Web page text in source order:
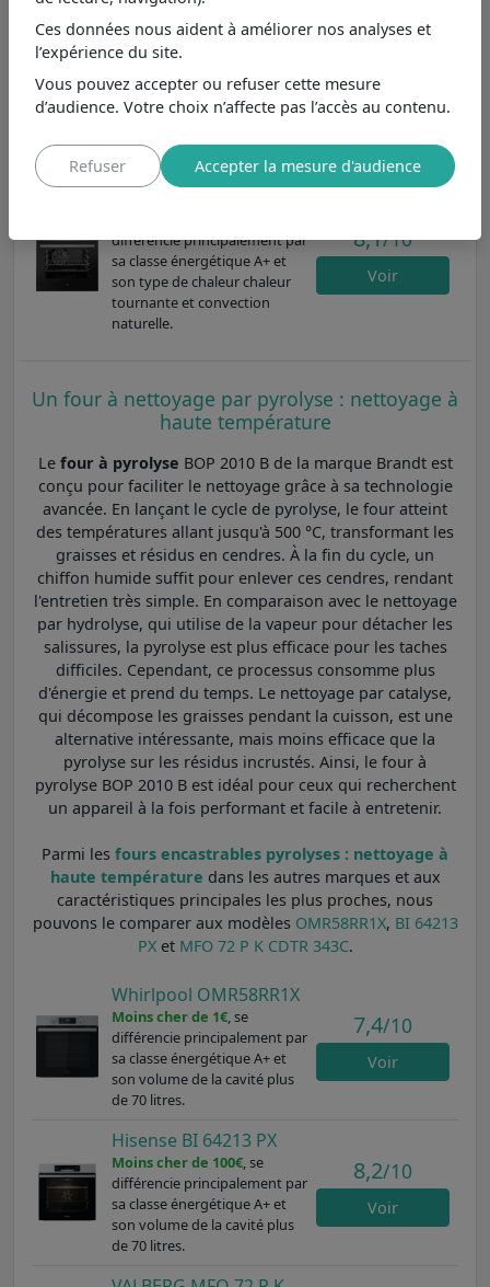
les mêmes caractéristiques
principales.
Oceanic OCEAF65CB1
Moins cher de 250€, se
différencie principalement par
catalyse.
8,4
différencie principalement par
sa classe énergétique A+ et
son type de chaleur chaleur
tournante et convection
naturelle.
8,1/10
Voir
Un four à nettoyage par pyrolyse : nettoyage à
haute température
Le four à pyrolyse BOP 2010 B de la marque Brandt est
conçu pour faciliter le nettoyage grâce à sa technologie
avancée. En lançant le cycle de pyrolyse, le four atteint
des températures allant jusqu'à 500 °C, transformant les
graisses et résidus en cendres. À la fin du cycle, un
chiffon humide suffit pour enlever ces cendres, rendant
l'entretien très simple. En comparaison avec le nettoyage
par hydrolyse, qui utilise de la vapeur pour détacher les
salissures, la pyrolyse est plus efficace pour les taches
difficiles. Cependant, ce processus consomme plus
d'énergie et prend du temps. Le nettoyage par catalyse,
qui décompose les graisses pendant la cuisson, est une
alternative intéressante, mais moins efficace que la
pyrolyse sur les résidus incrustés. Ainsi, le four à
pyrolyse BOP 2010 B est idéal pour ceux qui recherchent
un appareil à la fois performant et facile à entretenir.
Parmi les fours encastrables pyrolyses : nettoyage à
haute température dans les autres marques et aux
caractéristiques principales les plus proches, nous
pouvons le comparer aux modèles OMR58RR1X, BI 64213
PXet MFO 72 P K CDTR 343C.
Whirlpool OMR58RR1X
Moins cher de 1€, se
différencie principalement par
sa classe énergétique A+ et
son volume de la cavité plus
de 70 litres.
7,4/10
Voir
Hisense BI 64213 PX
Moins cher de 100€, se
différencie principalement par
sa classe énergétique A+ et
son volume de la cavité plus
de 70 litres.
8,2/10
Voir
Ces données nous aident à améliorer nos analyses et
l’expérience du site.
Vous pouvez accepter ou refuser cette mesure
d’audience. Votre choix n’affecte pas l’accès au contenu.
Refuser Accepter la mesure d'audience